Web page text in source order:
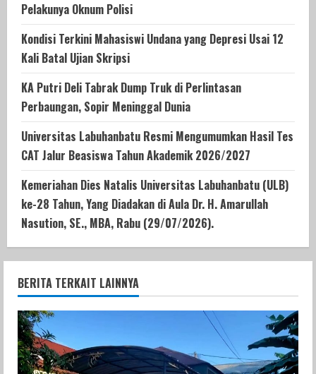
Pelakunya Oknum Polisi
Kondisi Terkini Mahasiswi Undana yang Depresi Usai 12
Kali Batal Ujian Skripsi
KA Putri Deli Tabrak Dump Truk di Perlintasan
Perbaungan, Sopir Meninggal Dunia
Universitas Labuhanbatu Resmi Mengumumkan Hasil Tes
CAT Jalur Beasiswa Tahun Akademik 2026/2027
Kemeriahan Dies Natalis Universitas Labuhanbatu (ULB)
ke-28 Tahun, Yang Diadakan di Aula Dr. H. Amarullah
Nasution, SE., MBA, Rabu (29/07/2026).
BERITA TERKAIT LAINNYA